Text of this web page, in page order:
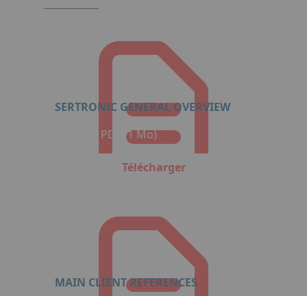
SERTRONIC GENERAL OVERVIEW
Format : PDF (1 Mo)
Télécharger
MAIN CLIENT REFERENCES